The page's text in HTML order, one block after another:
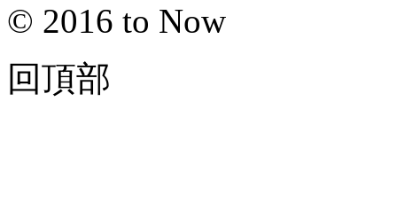
© 2016 to Now
回頂部